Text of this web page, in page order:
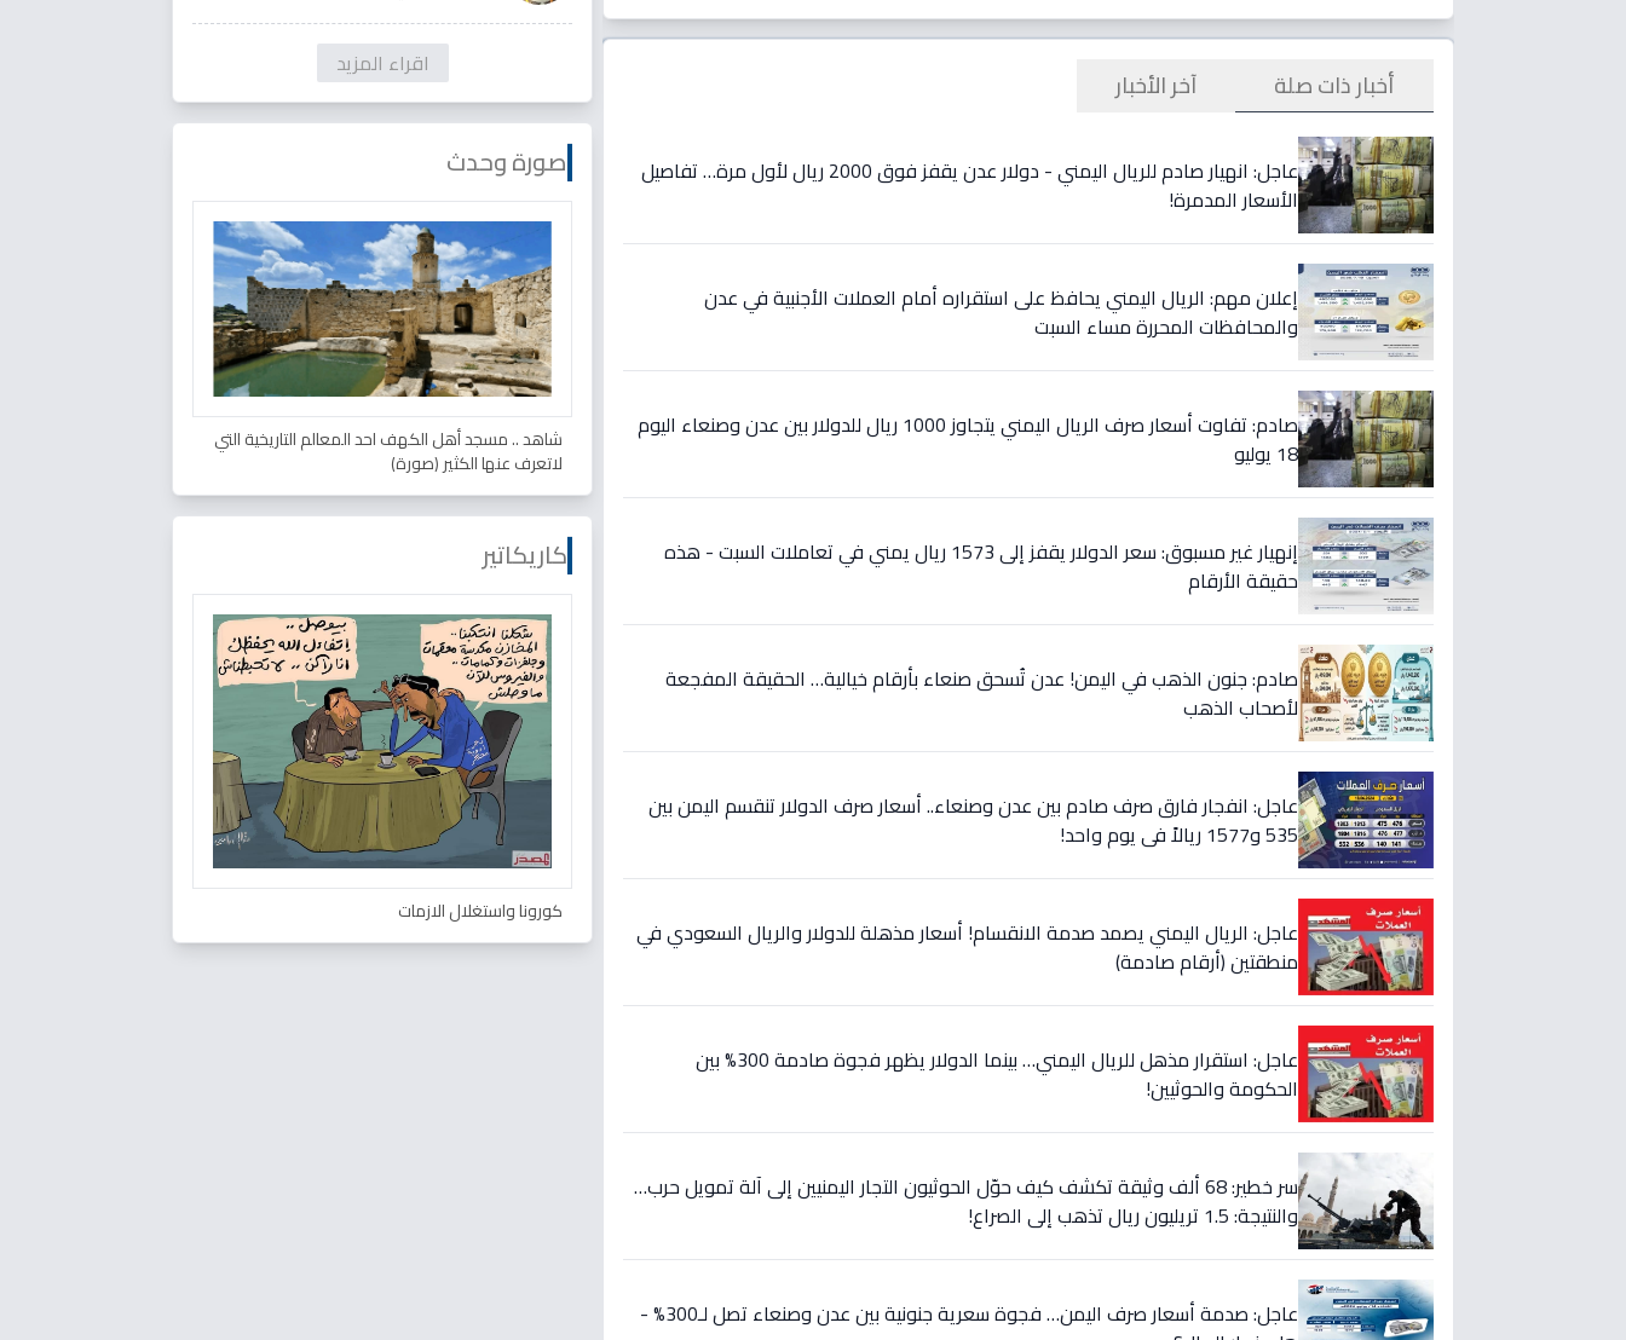
أخبار ذات صلة آخر الأخبار
عاجل: انهيار صادم للريال اليمني - دولار عدن يقفز فوق 2000 ريال لأول مرة… تفاصيل
الأسعار المدمرة!
إعلان مهم: الريال اليمني يحافظ على استقراره أمام العملات الأجنبية في عدن
والمحافظات المحررة مساء السبت
صادم: تفاوت أسعار صرف الريال اليمني يتجاوز 1000 ريال للدولار بين عدن وصنعاء اليوم
18 يوليو
إنهيار غير مسبوق: سعر الدولار يقفز إلى 1573 ريال يمني في تعاملات السبت - هذه
حقيقة الأرقام
صادم: جنون الذهب في اليمن! عدن تُسحق صنعاء بأرقام خيالية… الحقيقة المفجعة
لأصحاب الذهب
عاجل: انفجار فارق صرف صادم بين عدن وصنعاء.. أسعار صرف الدولار تنقسم اليمن بين
535 و1577 ريالاً في يوم واحد!
عاجل: الريال اليمني يصمد صدمة الانقسام! أسعار مذهلة للدولار والريال السعودي في
منطقتين (أرقام صادمة)
عاجل: استقرار مذهل للريال اليمني… بينما الدولار يظهر فجوة صادمة 300% بين
الحكومة والحوثيين!
سر خطير: 68 ألف وثيقة تكشف كيف حوّل الحوثيون التجار اليمنيين إلى آلة تمويل حرب…
والنتيجة: 1.5 تريليون ريال تذهب إلى الصراع!
عاجل: صدمة أسعار صرف اليمن… فجوة سعرية جنونية بين عدن وصنعاء تصل لـ300% -
اقراء المزيد
صورة وحدث
شاهد .. مسجد أهل الكهف احد المعالم التاريخية التي
لاتعرف عنها الكثير (صورة)
كاريكاتير
كورونا واستغلال الازمات